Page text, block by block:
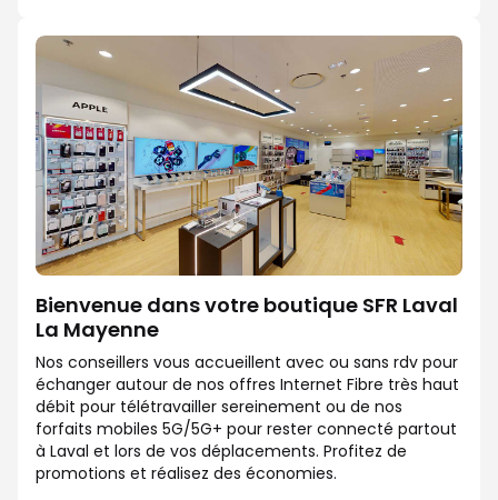
Bienvenue dans votre boutique SFR Laval
La Mayenne
Nos conseillers vous accueillent avec ou sans rdv pour
échanger autour de nos offres Internet Fibre très haut
débit pour télétravailler sereinement ou de nos
forfaits mobiles 5G/5G+ pour rester connecté partout
à Laval et lors de vos déplacements. Profitez de
promotions et réalisez des économies.